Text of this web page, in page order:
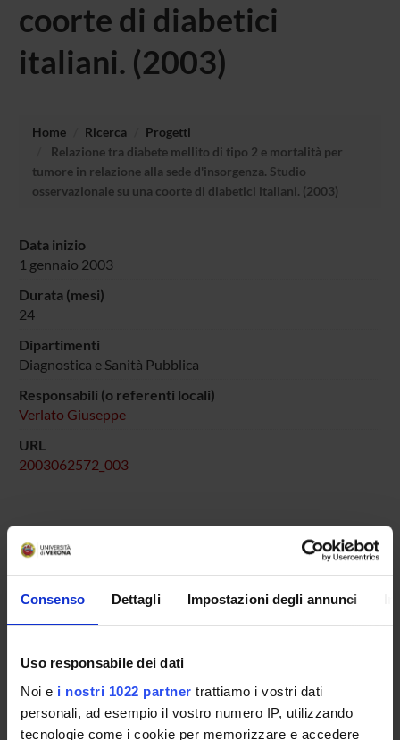
Consenso Dettagli Impostazioni degli annunci
Uso responsabile dei dati
Noi e i nostri 1022 partner trattiamo i vostri dati
personali, ad esempio il vostro numero IP, utilizzando
tecnologie come i cookie per memorizzare e accedere
coorte di diabetici
italiani. (2003)
Home Ricerca
Progetti
Relazione tra diabete mellito di tipo 2 e mortalità per
tumore in relazione alla sede d'insorgenza. Studio
osservazionale su una coorte di diabetici italiani. (2003)
Data inizio
1 gennaio 2003
Durata (mesi)
24
Dipartimenti
Diagnostica e Sanità Pubblica
Responsabili (o referenti locali)
Verlato Giuseppe
URL
2003062572_003
ENTI FINANZIATORI:
Finanziamento:assegnato e gestito dal Dipartimento
Programma:COFIN - Progetti di Ricerca di Interesse
PARTECIPANTI AL PROGETTO